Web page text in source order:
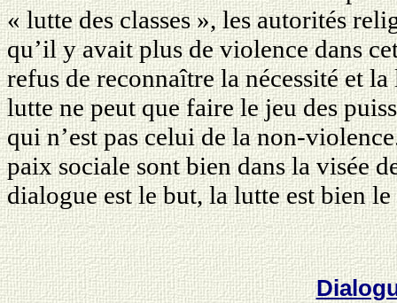
« lutte des classes », les autorités
qu’il y avait plus de violence dans
refus de reconnaître la nécessité et
lutte ne peut que faire le jeu des
qui n’est pas celui de la non-
paix sociale sont bien dans la visée
dialogue est le but, la lutte est bien